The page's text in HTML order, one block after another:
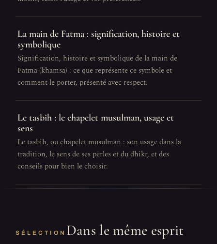
La main de Fatma : signification, histoire et
symbolique
Signification, histoire et symbolique de la main de
Fatma (khamsa) : ce que représente ce symbole et
comment le porter, présenté avec respect.
Le tasbih : le chapelet musulman, usage et
sens
Le tasbih, ou chapelet musulman : son usage dans la
tradition, le sens de ses perles et du dhikr, et des
conseils pour bien le choisir.
SÉLECTION Dans le même esprit